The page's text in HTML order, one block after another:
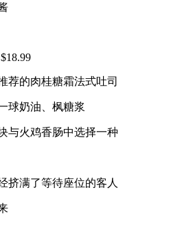
荐的肉桂糖霜法式吐司
球奶油、枫糖浆
与火鸡香肠中选择一种
挤满了等待座位的客人